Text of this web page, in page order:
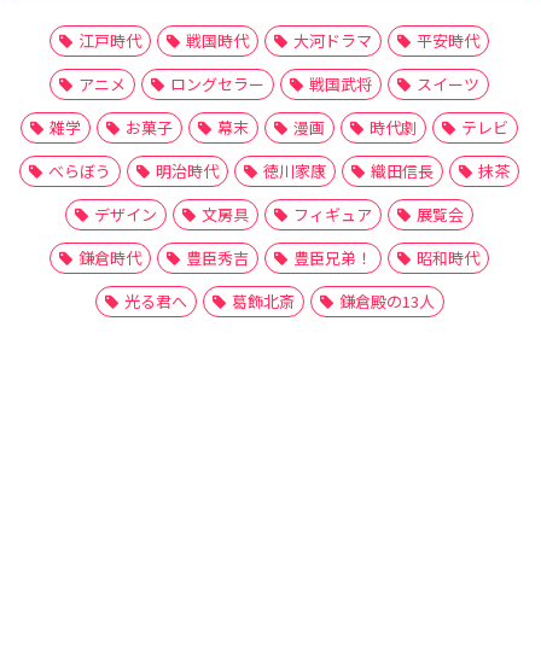
江戸時代 戦国時代 大河ドラマ
平安時代
アニメ
ロングセラー 戦国武将
スイーツ
雑学
お菓子 幕末 漫画 時代劇
テレビ
べらぼう
明治時代 徳川家康 織田信長
抹茶
デザイン
文房具 フィギュア
展覧会
鎌倉時代
豊臣秀吉 豊臣兄弟！
昭和時代
光る君へ
葛飾北斎 鎌倉殿の13人